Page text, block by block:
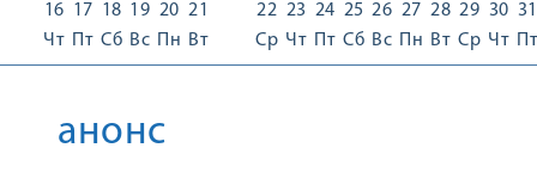
16
Чт
17
Пт
18
Сб
19
Вс
20
Пн
21
Вт
22
Ср
23
Чт
24
Пт
25
Сб
26
Вс
27
Пн
28
Вт
29
Ср
30
Чт
31
Пт
анонс